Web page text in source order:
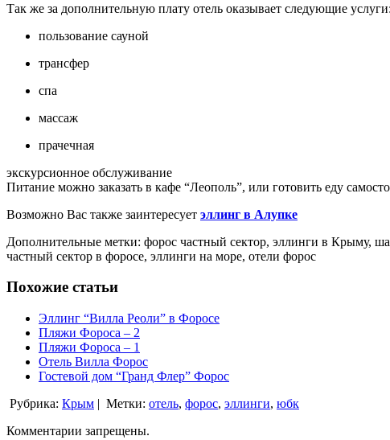
Так же за дополнительную плату отель оказывает следующие услуги:
пользование сауной
трансфер
спа
массаж
прачечная
экскурсионное обслуживание
Питание можно заказать в кафе “Леополь”, или готовить еду
Возможно Вас также заинтересует эллинг в Алупке
Дополнительные метки: форос частный сектор, эллинги в Крыму,
частный сектор в форосе, эллинги на море, отели форос
Похожие статьи
Эллинг “Вилла Реоли” в Форосе
Пляжи Фороса – 2
Пляжи Фороса – 1
Отель Вилла Форос
Гостевой дом “Гранд Флер” Форос
Рубрика: Крым | Метки: отель, форос, эллинги, юбк
Комментарии запрещены.